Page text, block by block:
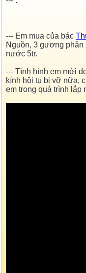
--- Em mua của bác
Nguồn, 3 gương phản
nước 5tr.
--- Tình hình em mới
kính hội tụ bị vỡ nữa,
em trong quá trình lắp